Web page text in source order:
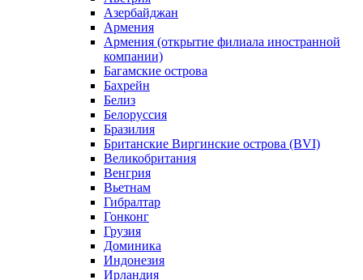
Азербайджан
Армения
Армения (открытие филиала иностранной
компании)
Багамские острова
Бахрейн
Белиз
Белоруссия
Бразилия
Британские Виргинские острова (BVI)
Великобритания
Венгрия
Вьетнам
Гибралтар
Гонконг
Грузия
Доминика
Индонезия
Ирландия